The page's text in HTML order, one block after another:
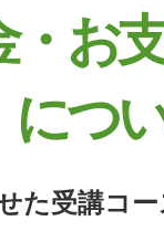
・お
につ
た受講コ